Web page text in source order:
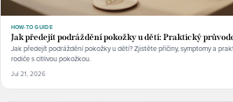
HOW-TO GUIDE
Jak předejít podráždění pokožky u dětí: Praktický
Jak předejít podráždění pokožky u dětí? Zjistěte příčiny, symptomy a
rodiče s citlivou pokožkou.
Jul 21, 2026